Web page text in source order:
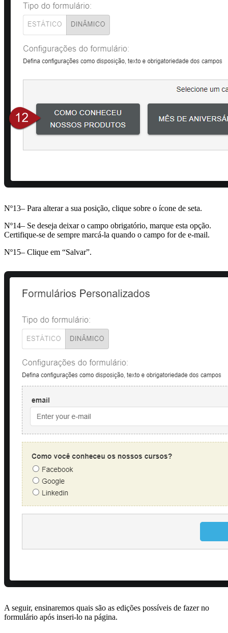
Nº13– Para alterar a sua posição, clique sobre o ícone de seta.
Nº14– Se deseja deixar o campo obrigatório, marque esta opção.
Certifique-se de sempre marcá-la quando o campo for de e-mail.
Nº15– Clique em “Salvar”.
A seguir, ensinaremos quais são as edições possíveis de fazer no
formulário após inseri-lo na página.